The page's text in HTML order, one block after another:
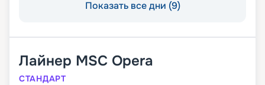
Показать все дни (9)
Лайнер MSC Opera
СТАНДАРТ